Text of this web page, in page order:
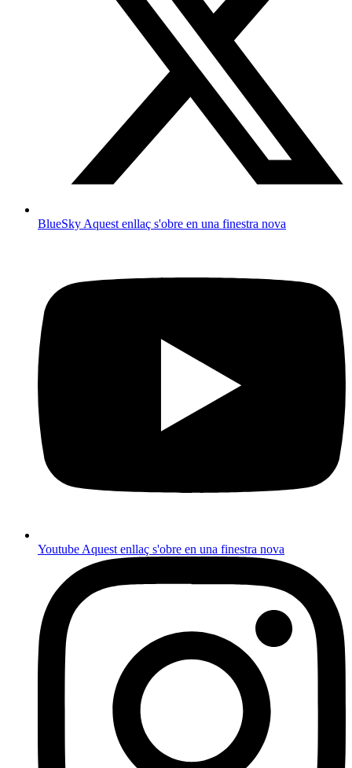
BlueSky Aquest enllaç s'obre en una finestra nova
Youtube Aquest enllaç s'obre en una finestra nova